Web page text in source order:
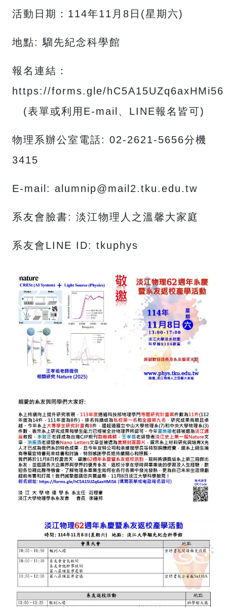
活動日期：114年11月8日(星期六)
地點: 騮先紀念科學館
報名連結：
https://forms.gle/hC5A15UZq6axHMi56
(表單或利用E-mail、LINE報名皆可)
物理系辦公室電話: 02-2621-5656分機
3415
E-mail: alumnip@mail2.tku.edu.tw
系友會臉書: 淡江物理人之溫馨大家庭
系友會LINE ID: tkuphys